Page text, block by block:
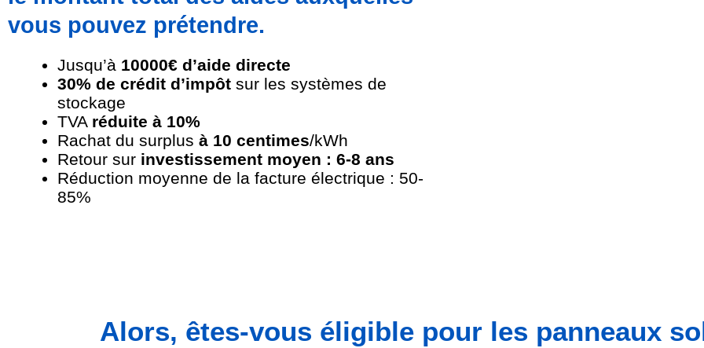
vous pouvez prétendre.
Jusqu’à 10000€ d’aide directe
30% de crédit d’impôt sur les systèmes de
stockage
TVA réduite à 10%
Rachat du surplus à 10 centimes/kWh
Retour sur investissement moyen : 6-8 ans
Réduction moyenne de la facture électrique : 50-
85%
Alors, êtes-vous éligible pour les panneaux